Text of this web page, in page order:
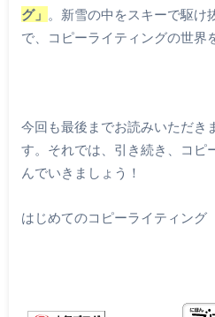
グ」 。新雪の中をスキーで駆け
で、コピーライティングの世界
今回も最後までお読みいただき
す。それでは、引き続き、コピ
んでいきましょう！
はじめてのコピーライティン